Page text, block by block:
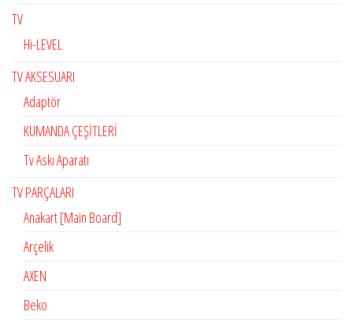
TV
Hi-LEVEL
TV AKSESUARI
Adaptör
KUMANDA ÇEŞİTLERİ
Tv Askı Aparatı
TV PARÇALARI
Anakart [Main Board]
Arçelik
AXEN
Beko